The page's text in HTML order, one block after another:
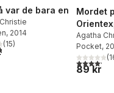
var de bara en
, 2014
stjärnor. Totalt antal röster:
(15)
Mordet
Agatha
Pocket,
4,2utav 5(
89 kr